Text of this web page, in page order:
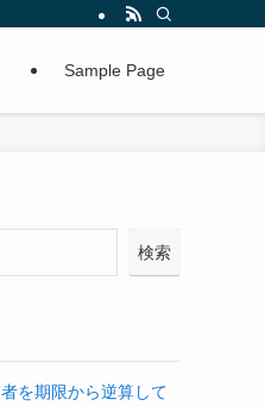
Sample Page
検索
を期限から逆算して